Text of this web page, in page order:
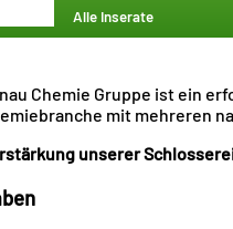
Alle Inserate
Chemie Gruppe ist ein
mit mehreren
unserer